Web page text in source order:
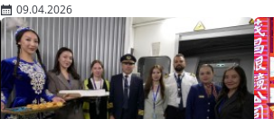
09.04.2026